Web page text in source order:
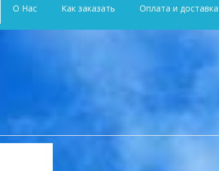
О Нас Как заказать Оплата и доставка